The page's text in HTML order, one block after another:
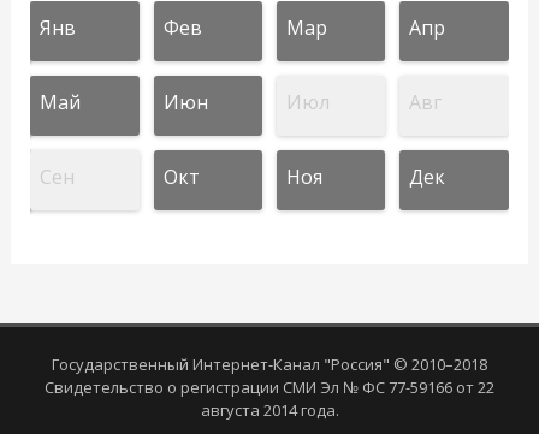
Янв Фев Мар Апр
Май Июн Июл Авг
Сен Окт Ноя Дек
Государственный Интернет-Канал "Россия" © 2010–2018
Свидетельство о регистрации СМИ Эл № ФС 77-59166 от 22
августа 2014 года.